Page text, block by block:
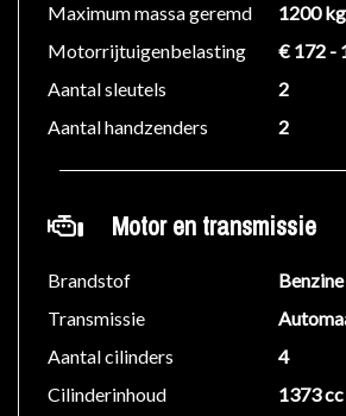
Maximum massa geremd
1200 kg
Motorrijtuigenbelasting
€ 172 -
Aantal sleutels
2
Aantal handzenders
2
Motor en transmissie
Brandstof
Benzine
Transmissie
Aantal cilinders
4
Cilinderinhoud
1373 cc